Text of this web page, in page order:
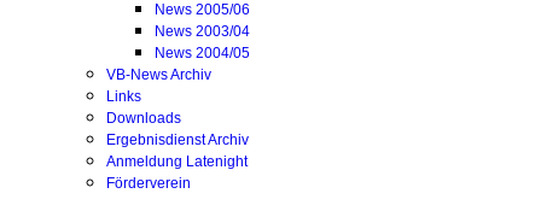
News 2005/06
News 2003/04
News 2004/05
VB-News Archiv
Links
Downloads
Ergebnisdienst Archiv
Anmeldung Latenight
Förderverein